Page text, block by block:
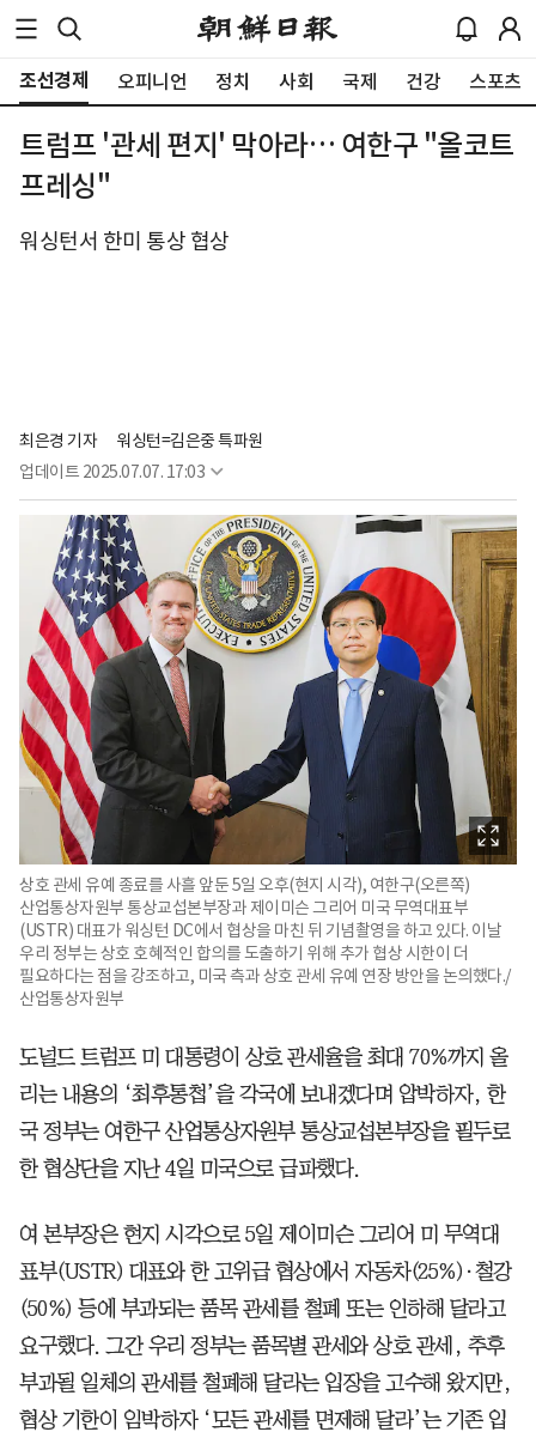
조선경제 오피니언 정치 사회 국제 건강 스포츠
트럼프 '관세 편지' 막아라… 여한구 "올코트
프레싱"
워싱턴서 한미 통상 협상
최은경 기자
워싱턴=김은중 특파원
업데이트 2025.07.07. 17:03
상호 관세 유예 종료를 사흘 앞둔 5일 오후(현지 시각), 여한구(오른쪽)
산업통상자원부 통상교섭본부장과 제이미슨 그리어 미국 무역대표부
(USTR) 대표가 워싱턴 DC에서 협상을 마친 뒤 기념촬영을 하고 있다. 이날
우리 정부는 상호 호혜적인 합의를 도출하기 위해 추가 협상 시한이 더
필요하다는 점을 강조하고, 미국 측과 상호 관세 유예 연장 방안을 논의했다./
산업통상자원부
도널드 트럼프 미 대통령이 상호 관세율을 최대 70%까지 올
리는 내용의 ‘최후통첩’을 각국에 보내겠다며 압박하자, 한
국 정부는 여한구 산업통상자원부 통상교섭본부장을 필두로
한 협상단을 지난 4일 미국으로 급파했다.
여 본부장은 현지 시각으로 5일 제이미슨 그리어 미 무역대
표부(USTR) 대표와 한 고위급 협상에서 자동차(25%)·철강
(50%) 등에 부과되는 품목 관세를 철폐 또는 인하해 달라고
요구했다. 그간 우리 정부는 품목별 관세와 상호 관세, 추후
부과될 일체의 관세를 철폐해 달라는 입장을 고수해 왔지만,
협상 기한이 임박하자 ‘모든 관세를 면제해 달라’는 기존 입